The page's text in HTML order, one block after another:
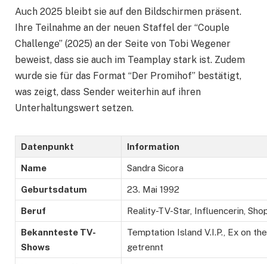
Auch 2025 bleibt sie auf den Bildschirmen präsent.
Ihre Teilnahme an der neuen Staffel der “Couple
Challenge” (2025) an der Seite von Tobi Wegener
beweist, dass sie auch im Teamplay stark ist. Zudem
wurde sie für das Format “Der Promihof” bestätigt,
was zeigt, dass Sender weiterhin auf ihren
Unterhaltungswert setzen.
Datenpunkt Information
Name Sandra Sicora
Geburtsdatum 23. Mai 1992
Beruf Reality-TV-Star, Influencerin,
Bekannteste TV-
Shows
Temptation Island V.I.P., Ex on
getrennt